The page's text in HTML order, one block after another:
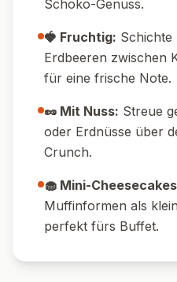
Schoko-Genuss.
🍓 Fruchtig: Schichte
Erdbeeren zwischen
für eine frische Note.
🥜 Mit Nuss: Streue
oder Erdnüsse über
Crunch.
🧁 Mini-
Muffinformen als
perfekt fürs Buffet.